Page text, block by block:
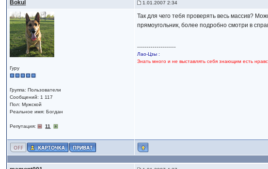
Bokul 1.01.2007 2:34
Гуру
Группа: Пользователи
Сообщений: 1 117
Пол: Мужской
Реальное имя: Богдан
Репутация: 11
Так для чего тебя проверять весь массив?
прямоугольник, более подробно смотри в
--------------------
Лао-Цзы :
Знать много и не выставлять себя знающим есть